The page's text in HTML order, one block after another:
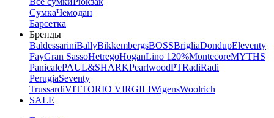
СумкаЧемодан
Барсетка
Бренды
BaldessariniBallyBikkembergsBOSSBrigliaDondupEleventy
FayGran SassoHetregoHoganLino 120%MontecoreMYTHS
PanicalePAUL&SHARKPearlwoodPTRadiRadi
PerugiaSeventy
TrussardiVITTORIO VIRGILIWigensWoolrich
SALE